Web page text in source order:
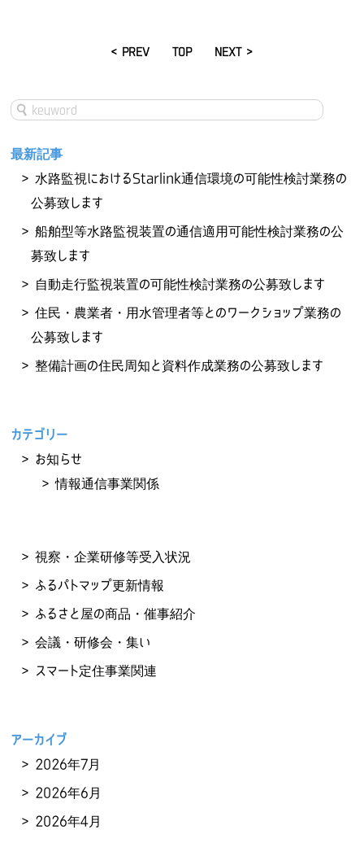
< PREV TOP NEXT >
最新記事
水路監視におけるStarlink通信環境の可能性検討業務の
公募致します
船舶型等水路監視装置の通信適用可能性検討業務の公
募致します
自動走行監視装置の可能性検討業務の公募致します
住民・農業者・用水管理者等とのワークショップ業務の
公募致します
整備計画の住民周知と資料作成業務の公募致します
カテゴリー
お知らせ
情報通信事業関係
視察・企業研修等受入状況
ふるパトマップ更新情報
ふるさと屋の商品・催事紹介
会議・研修会・集い
スマート定住事業関連
アーカイブ
2026年7月
2026年6月
2026年4月